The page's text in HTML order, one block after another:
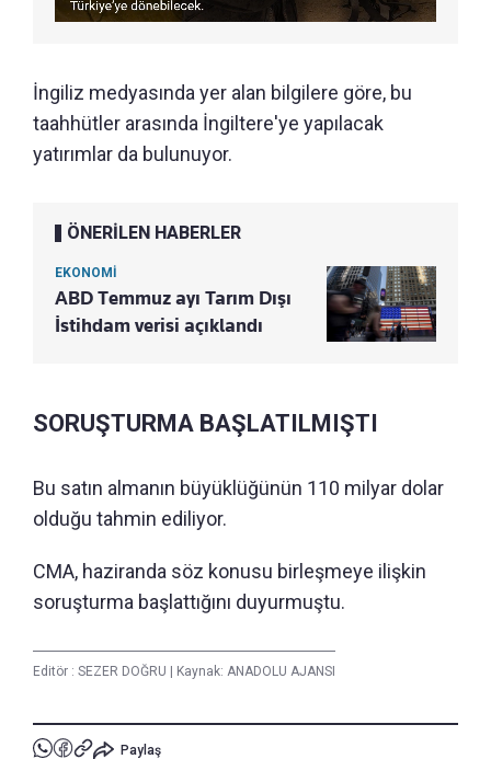
İngiliz medyasında yer alan bilgilere göre, bu
taahhütler arasında İngiltere'ye yapılacak
yatırımlar da bulunuyor.
ÖNERİLEN HABERLER
EKONOMİ
ABD Temmuz ayı Tarım Dışı
İstihdam verisi açıklandı
SORUŞTURMA BAŞLATILMIŞTI
Bu satın almanın büyüklüğünün 110 milyar dolar
olduğu tahmin ediliyor.
CMA, haziranda söz konusu birleşmeye ilişkin
soruşturma başlattığını duyurmuştu.
Editör : SEZER DOĞRU Kaynak: ANADOLU AJANSI
Paylaş